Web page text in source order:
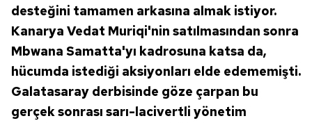
desteğini tamamen arkasına almak istiyor.
Kanarya Vedat Muriqi'nin satılmasından sonra
Mbwana Samatta'yı kadrosuna katsa da,
hücumda istediği aksiyonları elde edememişti.
Galatasaray derbisinde göze çarpan bu
gerçek sonrası sarı-lacivertli yönetim